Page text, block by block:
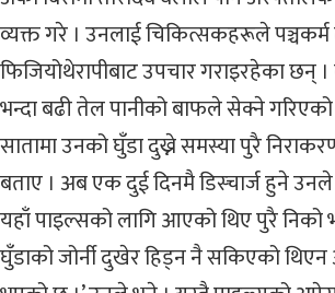
व्यक्त गरे । उनलाई चिकित्सकहरूले
फिजियोथेरापीबाट उपचार गराइरहेका छन्
भन्दा बढी तेल पानीको बाफले सेक्ने
सातामा उनको घुँडा दुख्ने समस्या पुरै
बताए । अब एक दुई दिनमै डिस्चार्ज हुने उनले
यहाँ पाइल्सको लागि आएको थिए पुरै
घुँडाको जोर्नी दुखेर हिड्न नै सकिएको